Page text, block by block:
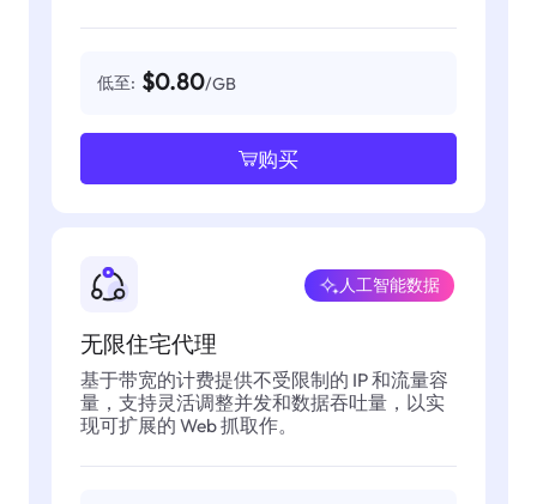
低至: $0.80/GB
购买
无限住宅代理
人工智能数据
基于带宽的计费提供不受限制的 IP 和流量容
量，支持灵活调整并发和数据吞吐量，以实
现可扩展的 Web 抓取作。